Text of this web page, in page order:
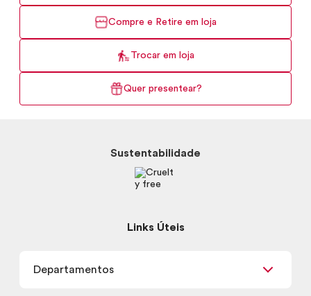
Compre e Retire em loja
Trocar em loja
Quer presentear?
Sustentabilidade
Links Úteis
Departamentos